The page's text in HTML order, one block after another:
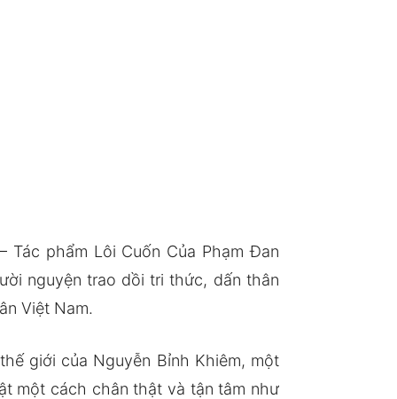
Tác phẩm Lôi Cuốn Của Phạm Đan
nguyện trao dồi tri thức, dấn thân
Việt Nam.
giới của Nguyễn Bỉnh Khiêm, một
một cách chân thật và tận tâm như